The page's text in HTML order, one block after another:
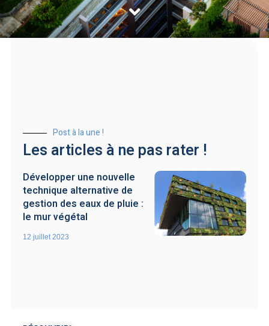
Post à la une !
Les articles à ne pas rater !
Développer une nouvelle
technique alternative de
gestion des eaux de pluie :
le mur végétal
12 juillet 2023